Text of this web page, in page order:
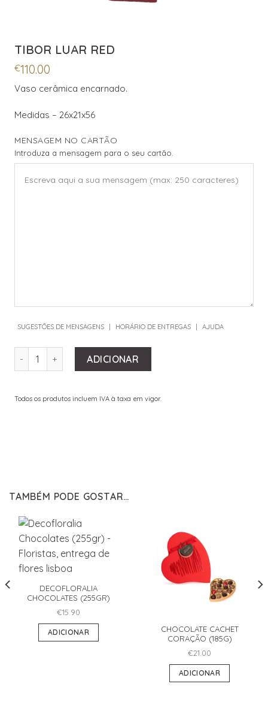
TIBOR LUAR RED
€110.00
Vaso cerâmica encarnado.
Medidas – 26x21x56
MENSAGEM NO CARTÃO
Introduza a mensagem para o seu cartão.
SUGESTÕES DE MENSAGENS | HORÁRIO DE ENTREGAS | AJUDA
ADICIONAR
Todos os produtos incluem IVA à taxa em vigor.
TAMBÉM PODE GOSTAR…
DECOFLORALIA
CHOCOLATES (255GR)
€15.90
ADICIONAR
CHOCOLATE CACHET
CORAÇÃO (185G)
€21.00
ADICIONAR